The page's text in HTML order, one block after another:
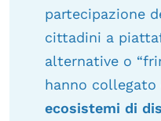
partecipazione
cittadini a
alternative o
hanno collegato
ecosistemi di